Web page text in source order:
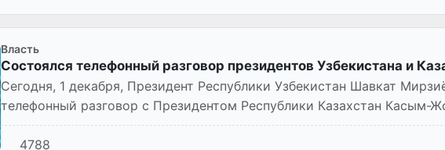
Власть
Состоялся телефонный разговор президентов Узбекистана и
Сегодня, 1 декабря, Президент Республики Узбекистан Шавкат
телефонный разговор с Президентом Республики Казахстан Касым-
4788